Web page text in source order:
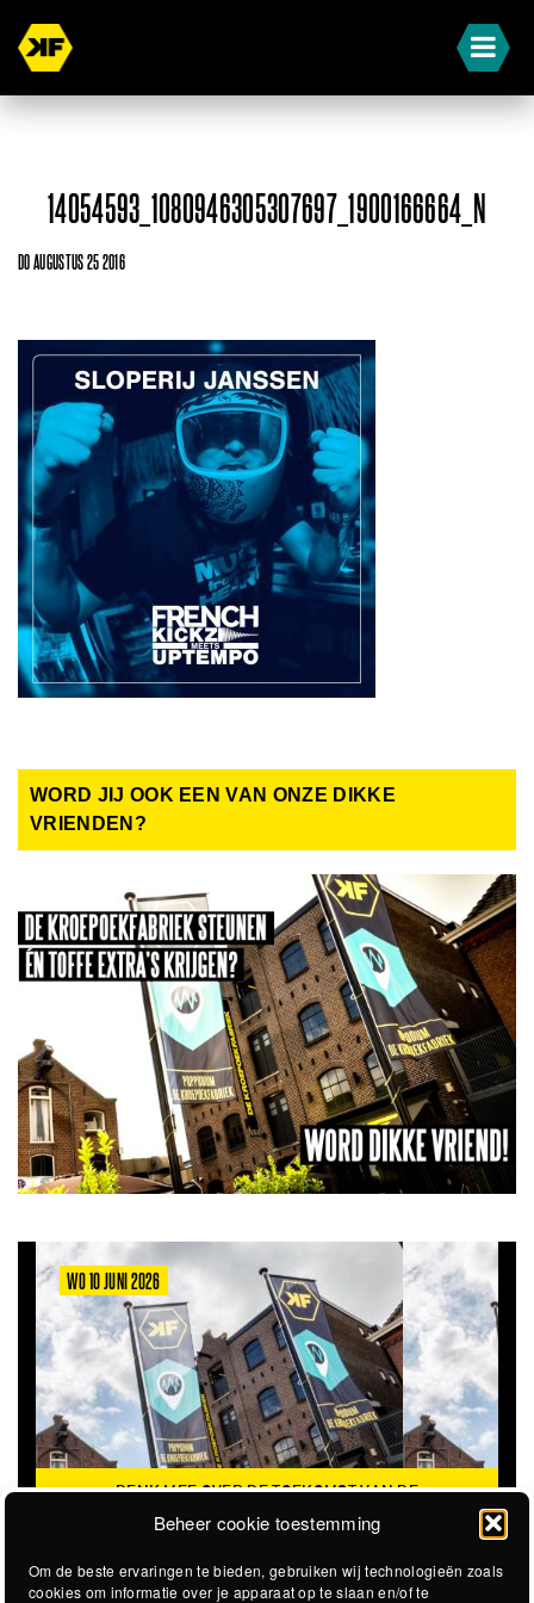
Beheer cookie toestemming
Om de beste ervaringen te bieden, gebruiken wij technologieën zoals
cookies om informatie over je apparaat op te slaan en/of te
14054593_1080946305307697_1900166664_N
DO AUGUSTUS 25 2016
WORD JIJ OOK EEN VAN ONZE DIKKE
VRIENDEN?
WO 10 JUNI 2026
DENK MEE OVER DE TOEKOMST VAN DE
KROEPOEKFABRIEK